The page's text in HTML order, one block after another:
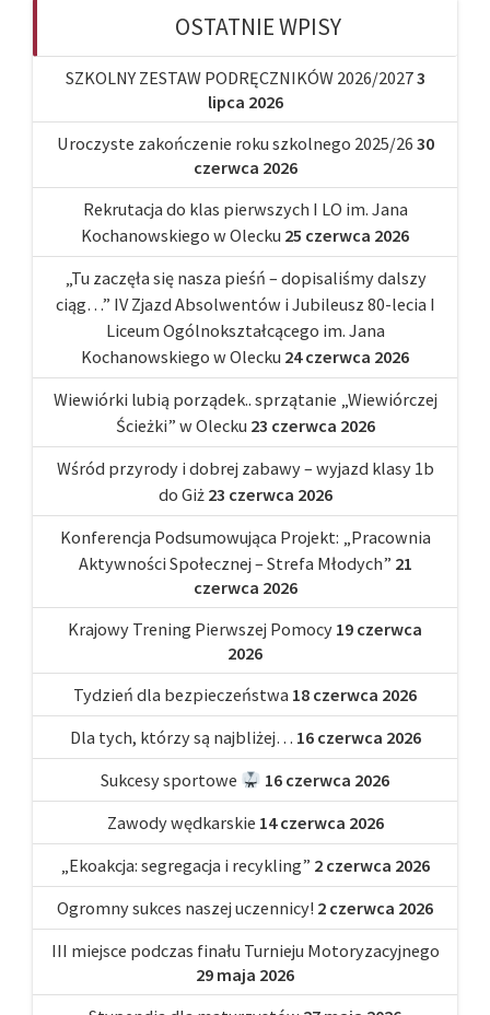
OSTATNIE WPISY
SZKOLNY ZESTAW PODRĘCZNIKÓW 2026/20273
lipca 2026
Uroczyste zakończenie roku szkolnego 2025/26 30
czerwca 2026
Rekrutacja do klas pierwszych I LO im. Jana
Kochanowskiego w Olecku 25 czerwca 2026
„Tu zaczęła się nasza pieśń – dopisaliśmy dalszy
ciąg…” IV Zjazd Absolwentów i Jubileusz 80-lecia I
Liceum Ogólnokształcącego im. Jana
Kochanowskiego w Olecku 24 czerwca 2026
Wiewiórki lubią porządek.. sprzątanie „Wiewiórczej
Ścieżki” w Olecku 23 czerwca 2026
Wśród przyrody i dobrej zabawy – wyjazd klasy 1b
do Giż 23 czerwca 2026
Konferencja Podsumowująca Projekt: „Pracownia
Aktywności Społecznej – Strefa Młodych” 21
czerwca 2026
Krajowy Trening Pierwszej Pomocy 19 czerwca
2026
Tydzień dla bezpieczeństwa 18 czerwca 2026
Dla tych, którzy są najbliżej… 16 czerwca 2026
Sukcesy sportowe
16 czerwca 2026
Zawody wędkarskie 14 czerwca 2026
„Ekoakcja: segregacja i recykling” 2 czerwca 2026
Ogromny sukces naszej uczennicy! 2 czerwca 2026
III miejsce podczas finału Turnieju Motoryzacyjnego
29 maja 2026